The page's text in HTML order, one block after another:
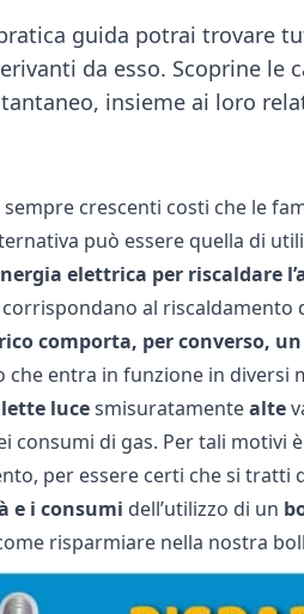
guida potrai trovare
da esso. Scoprine le
insieme ai loro
crescenti costi che le
può essere quella di
elettrica per riscaldare
al riscaldamento
comporta, per converso, un
che entra in funzione in diversi
lucesmisuratamentealte
consumi di gas. Per tali motivi
per essere certi che si tratti
e i consumi dell’utilizzo di un
risparmiare nella nostra